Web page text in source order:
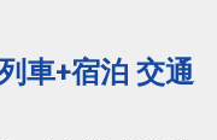
車+宿泊 交通